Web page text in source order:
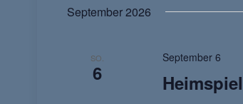
September 2026
SO.
6
September 6